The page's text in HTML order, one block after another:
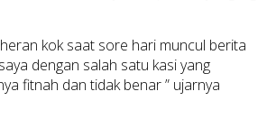
kok saat sore hari muncul berita
dengan salah satu kasi yang
fitnah dan tidak benar ” ujarnya